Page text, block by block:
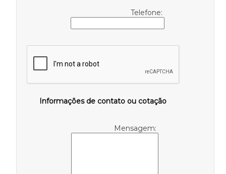
Telefone:
Informações de contato ou cotação
Mensagem: